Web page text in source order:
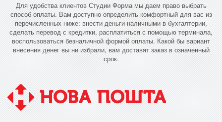
Для удобства клиентов Студии Форма мы даем право выбрать
способ оплаты. Вам доступно определить комфортный для вас из
перечисленных ниже: внести деньги наличными в бухгалтерии,
сделать перевод с кредитки, расплатиться с помощью терминала,
воспользоваться безналичной формой оплаты. Какой бы вариант
внесения денег вы ни избрали, вам доставят заказ в означенный
срок.